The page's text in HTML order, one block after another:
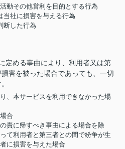
動その他営利を目的とする行為
社に損害を与える行為
断した行為
定める事由により、利用者又は第
害を被った場合であっても、一切
、本サービスを利用できなかった場
合
責に帰すべき事由による場合を除
て利用者と第三者との間で紛争が生
に損害を与えた場合